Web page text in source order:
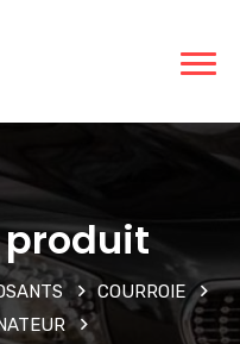
COURROIE